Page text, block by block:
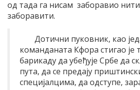
од тада га нисам заборавио нити
заборавити.
Дотични пуковник, као
команданата Кфора стигао је
барикаду да убеђује Србе да
пута, да се предају
специјалцима, да одступе,